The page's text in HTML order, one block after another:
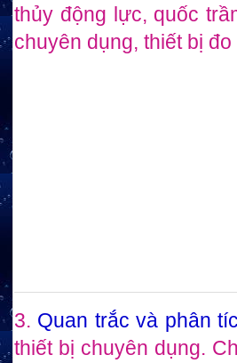
thủy động lực, quốc
chuyên dụng, thiết bị
3. Quan trắc và phân
thiết bị chuyên dụng.